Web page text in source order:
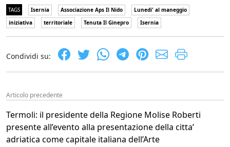
TAGS Isernia Associazione Aps Il Nido
Lunedi' al maneggio
iniziativa
territoriale Tenuta Il Ginepro Isernia
Condividi su:
Articolo precedente
Termoli: il presidente della Regione Molise Roberti
presente all’evento alla presentazione della citta’
adriatica come capitale italiana dell’Arte